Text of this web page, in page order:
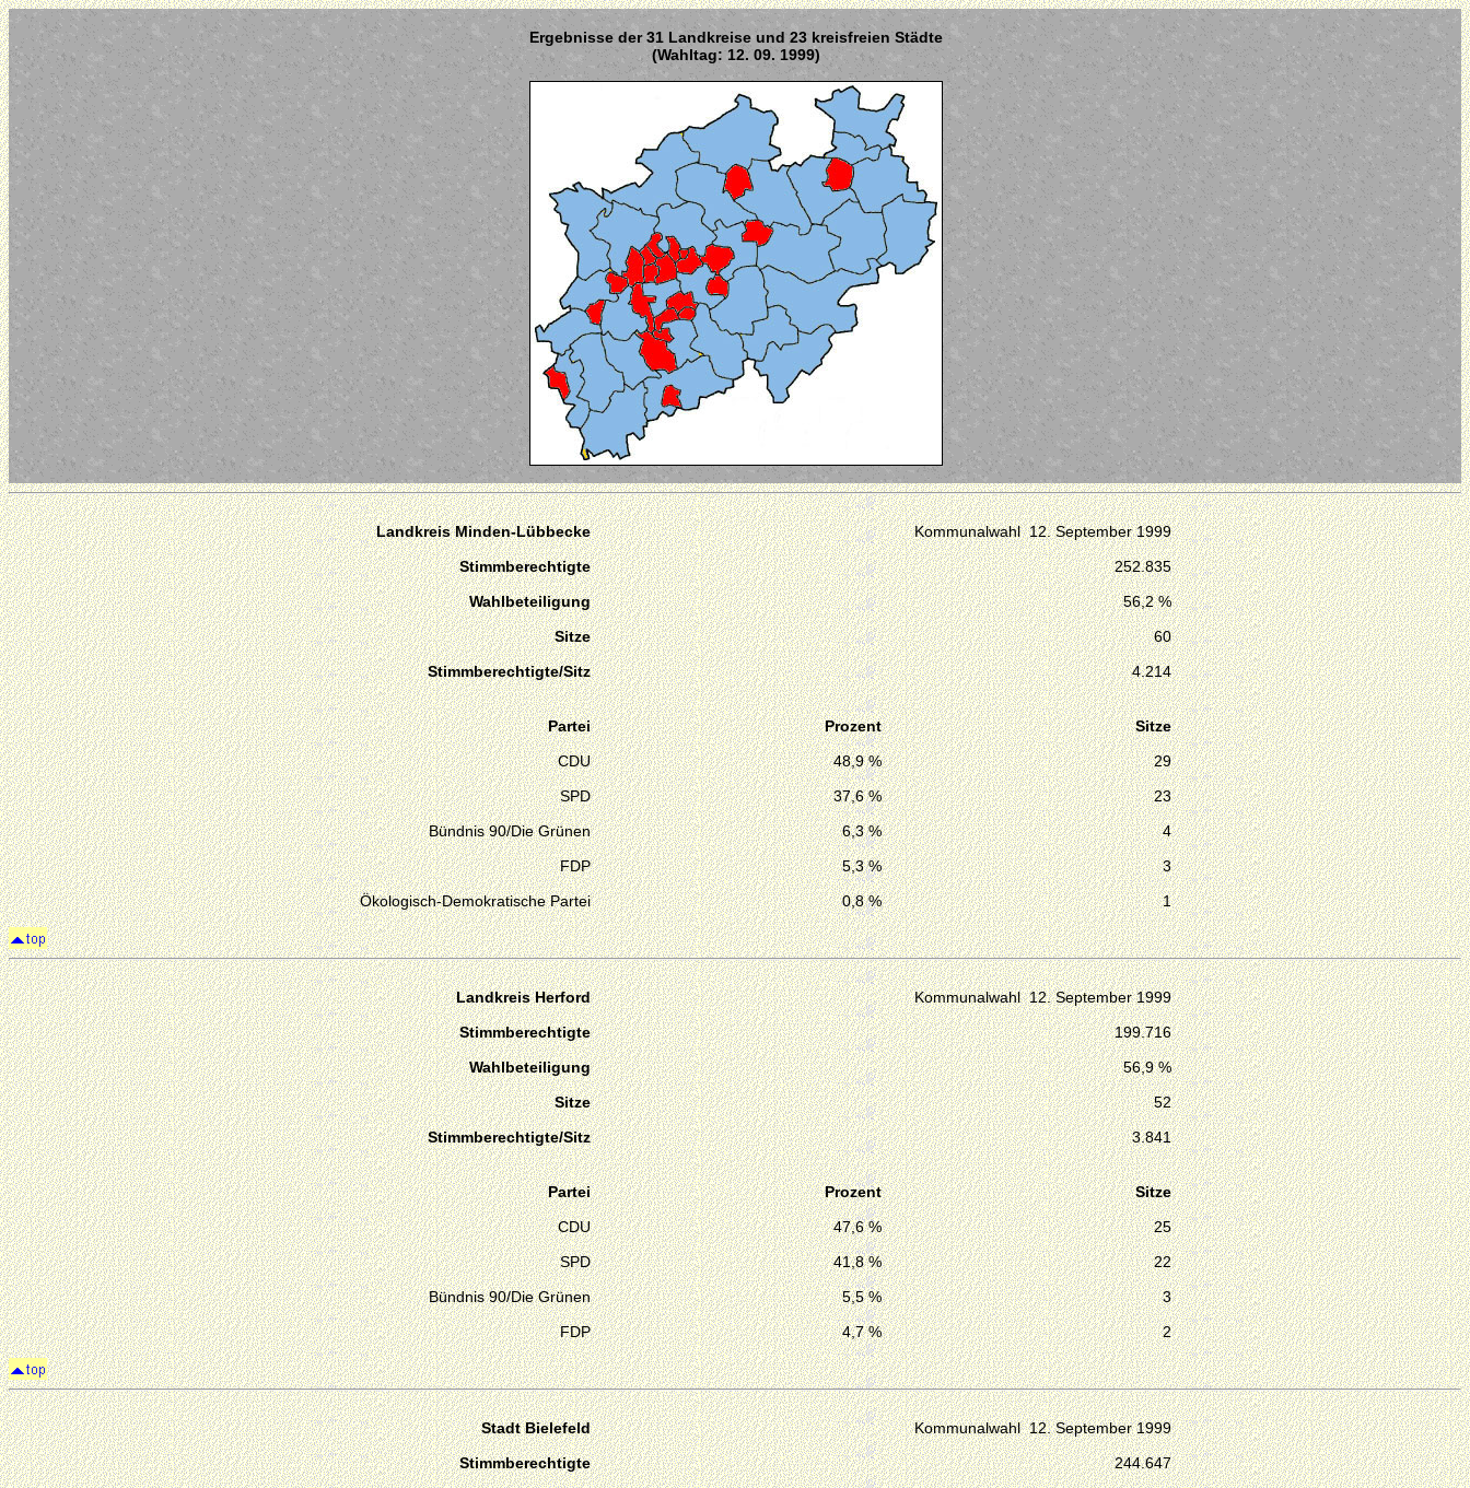
Ergebnisse der 31 Landkreise und 23 kreisfreien Städte
(Wahltag: 12. 09. 1999)
Landkreis Minden-Lübbecke
Kommunalwahl 12. September 1999
Stimmberechtigte
252.835
Wahlbeteiligung
56,2 %
Sitze
60
Stimmberechtigte/Sitz
4.214
Partei Prozent
Sitze
CDU
48,9 %
29
SPD
37,6 %
23
Bündnis 90/Die Grünen
6,3 %
4
FDP
5,3 %
3
Ökologisch-Demokratische Partei
0,8 % 1
Landkreis Herford
Kommunalwahl 12. September 1999
Stimmberechtigte
199.716
Wahlbeteiligung
56,9 %
Sitze
52
Stimmberechtigte/Sitz
3.841
Partei Prozent
Sitze
CDU
47,6 %
25
SPD
41,8 %
22
Bündnis 90/Die Grünen
5,5 %
3
FDP
4,7 % 2
Stadt Bielefeld
Kommunalwahl 12. September 1999
Stimmberechtigte
244.647